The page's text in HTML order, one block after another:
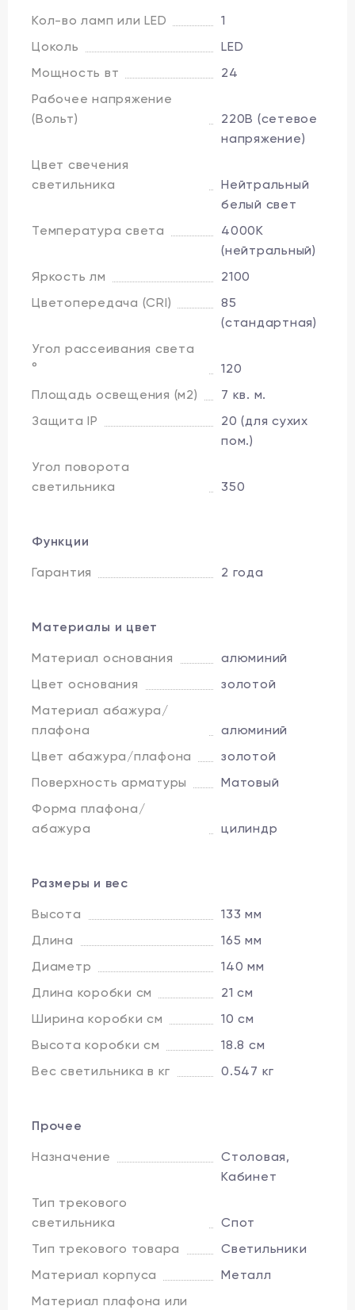
Кол-во ламп или LED
1
Цоколь
LED
Мощность вт
24
Рабочее напряжение
(Вольт)
220В (сетевое
напряжение)
Цвет свечения
светильника
Нейтральный
белый свет
Температура света
4000K
(нейтральный)
Яркость лм
2100
Цветопередача (CRI)
85
(стандартная)
Угол рассеивания света
°
120
Площадь освещения (м2)
7 кв. м.
Защита IP
20 (для сухих
пом.)
Угол поворота
светильника
350
Функции
Гарантия 2 года
Материалы и цвет
Материал основания
алюминий
Цвет основания
золотой
Материал абажура/
плафона
алюминий
Цвет абажура/плафона
золотой
Поверхность арматуры
Матовый
Форма плафона/
абажура
цилиндр
Размеры и вес
Высота
133 мм
Длина
165 мм
Диаметр
140 мм
Длина коробки см
21 см
Ширина коробки см
10 см
Высота коробки см
18.8 см
Вес светильника в кг
0.547 кг
Прочее
Назначение
Столовая,
Кабинет
Тип трекового
светильника
Спот
Тип трекового товара
Светильники
Материал корпуса
Металл
Материал плафона или